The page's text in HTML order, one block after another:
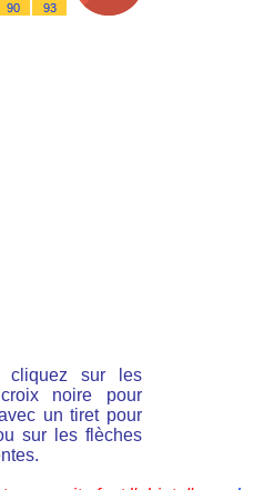
90 93
cliquez sur les
noire pour
un tiret pour
sur les flèches